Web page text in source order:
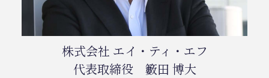
株式会社 エイ・ティ・エフ
代表取締役 籔田 博大